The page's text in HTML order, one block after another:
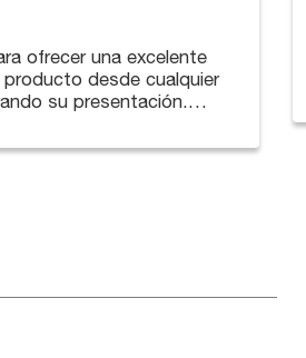
ofrecer una excelente
producto desde cualquier
su presentación.